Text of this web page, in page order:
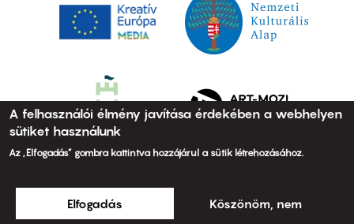
A felhasználói élmény javítása érdekében a webhelyen
sütiket használunk
Az „Elfogadás” gombra kattintva hozzájárul a sütik létrehozásához.
Elfogadás Köszönöm, nem